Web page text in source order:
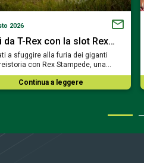
2026
da T-Rex con la slot Rex…
a sfuggire alla furia dei giganti
con Rex Stampede, una…
Continua a leggere